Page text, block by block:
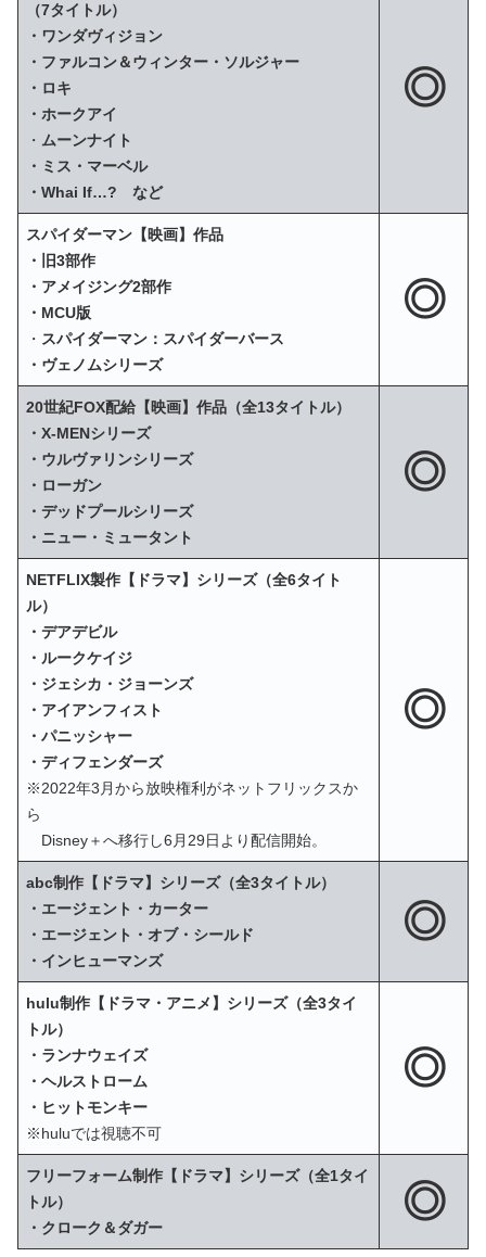
（7タイトル）
・ワンダヴィジョン
・ファルコン＆ウィンター・ソルジャー
・ロキ
・ホークアイ
・ ムーンナイト
・ミス・マーベル
・Whai If…? など
◎
スパイダーマン【映画】作品
・旧3部作
・アメイジング2部作
・MCU版
・ スパイダーマン：スパイダーバース
・ヴェノムシリーズ
◎
20世紀FOX配給【映画】作品（全13タイトル）
・X‐MENシリーズ
・ウルヴァリンシリーズ
・ローガン
・デッドプールシリーズ
・ニュー・ミュータント
◎
NETFLIX製作【ドラマ】シリーズ（全6タイト
ル）
・デアデビル
・ルークケイジ
・ジェシカ・ジョーンズ
・アイアンフィスト
・パニッシャー
・ディフェンダーズ
※2022年3月から放映権利がネットフリックスか
ら
Disney＋へ移行し6月29日より配信開始。
◎
abc制作【ドラマ】シリーズ（全3タイトル）
・エージェント・カーター
・エージェント・オブ・シールド
・インヒューマンズ
◎
hulu制作【ドラマ・アニメ】シリーズ（全3タイ
トル）
・ランナウェイズ
・ヘルストローム
・ヒットモンキー
※huluでは視聴不可
◎
フリーフォーム制作【ドラマ】シリーズ（全1タイ
トル）
・クローク＆ダガー
◎